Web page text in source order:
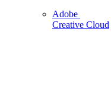
Adobe
Creative Cloud